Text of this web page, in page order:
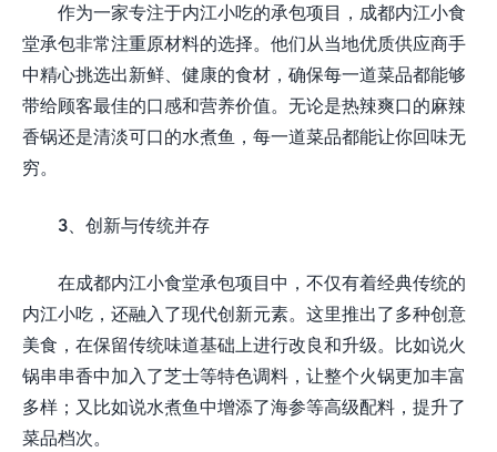
作为一家专注于内江小吃的承包项目，成都内江小食
堂承包非常注重原材料的选择。他们从当地优质供应商手
中精心挑选出新鲜、健康的食材，确保每一道菜品都能够
带给顾客最佳的口感和营养价值。无论是热辣爽口的麻辣
香锅还是清淡可口的水煮鱼，每一道菜品都能让你回味无
穷。
3、创新与传统并存
在成都内江小食堂承包项目中，不仅有着经典传统的
内江小吃，还融入了现代创新元素。这里推出了多种创意
美食，在保留传统味道基础上进行改良和升级。比如说火
锅串串香中加入了芝士等特色调料，让整个火锅更加丰富
多样；又比如说水煮鱼中增添了海参等高级配料，提升了
菜品档次。